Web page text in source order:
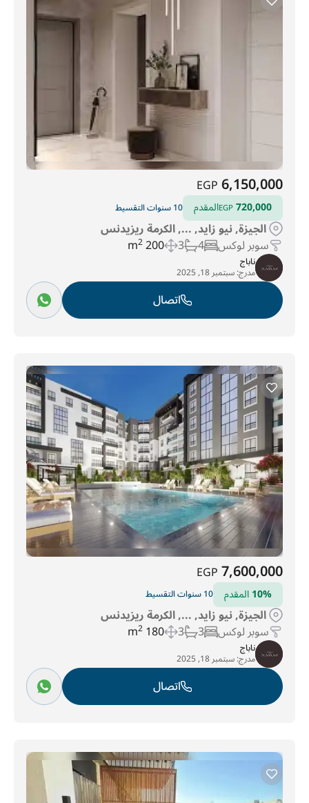
6,150,000
EGP
720,000
EGPالمقدم 10 سنوات التقسيط
الجيزة, نيو زايد, ..., الكرمة ريزيدنس
سوبر لوكس 4
3
200 m
2
ناباج
مدرج:سبتمبر 18, 2025
اتصال
7,600,000
EGP
10%المقدم 10 سنوات التقسيط
الجيزة, نيو زايد, ..., الكرمة ريزيدنس
سوبر لوكس 3
3
180 m
2
ناباج
مدرج:سبتمبر 18, 2025
اتصال